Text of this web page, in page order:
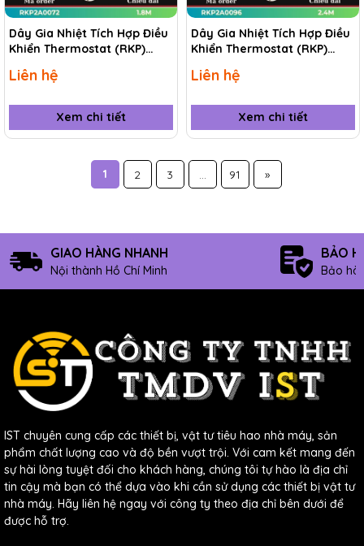
Dây Gia Nhiệt Tích Hợp Điều
Khiển Thermostat (RKP)
Liên hệ
Xem chi tiết
Dây Gia Nhiệt Tích Hợp Điều
Khiển Thermostat (RKP)
Liên hệ
Xem chi tiết
1 2 3 ... 91 »
GIAO HÀNG NHANH
Nội thành Hồ Chí Minh
BẢO
Bảo
IST chuyên cung cấp các thiết bị, vật tư tiêu hao nhà máy, sản
phẩm chất lượng cao và độ bền vượt trội. Với cam kết mang đến
sự hài lòng tuyệt đối cho khách hàng, chúng tôi tự hào là địa chỉ
tin cậy mà bạn có thể dựa vào khi cần sử dụng các thiết bị vật tư
nhà máy. Hãy liên hệ ngay với công ty theo địa chỉ bên dưới để
được hỗ trợ.